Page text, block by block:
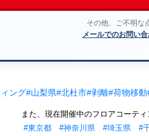
その他、ご不明な
メールでのお問い
ング#山梨県#北杜市#剥離#荷物移動
また、現在開催中のフロアコーテ
#東京都
#神奈川県 #埼玉県 #